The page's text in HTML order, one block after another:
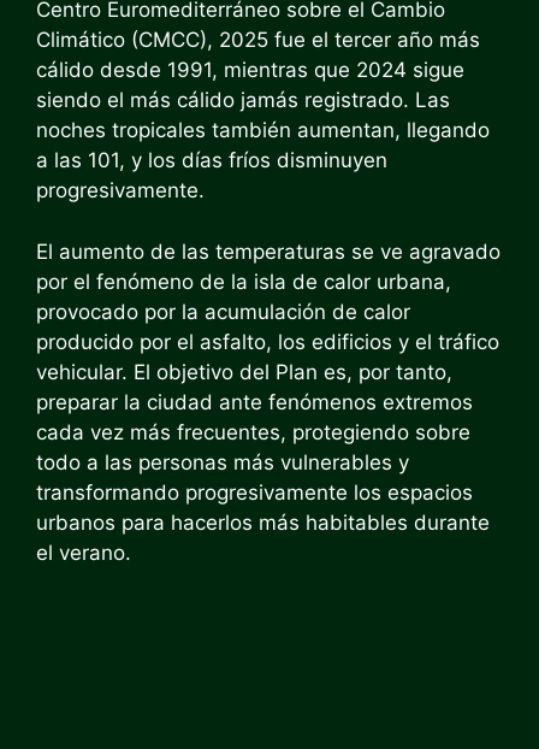
Centro Euromediterráneo sobre el Cambio
Climático (CMCC), 2025 fue el tercer año más
cálido desde 1991, mientras que 2024 sigue
siendo el más cálido jamás registrado. Las
noches tropicales también aumentan, llegando
a las 101, y los días fríos disminuyen
progresivamente.
El aumento de las temperaturas se ve agravado
por el fenómeno de la isla de calor urbana,
provocado por la acumulación de calor
producido por el asfalto, los edificios y el tráfico
vehicular. El objetivo del Plan es, por tanto,
preparar la ciudad ante fenómenos extremos
cada vez más frecuentes, protegiendo sobre
todo a las personas más vulnerables y
transformando progresivamente los espacios
urbanos para hacerlos más habitables durante
el verano.